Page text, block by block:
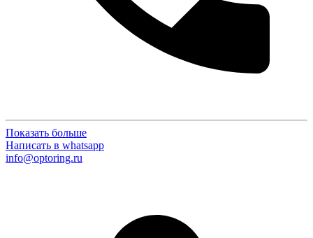
Показать больше
Написать в whatsapp
info@optoring.ru